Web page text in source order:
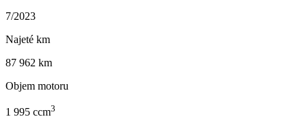
7/2023
Najeté km
87 962 km
Objem motoru
1 995 ccm3